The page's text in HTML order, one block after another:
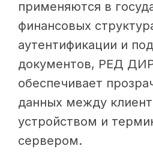
применяются в
финансовых
аутентификации и
документов, РЕД
обеспечивает
данных между
устройством и
сервером.